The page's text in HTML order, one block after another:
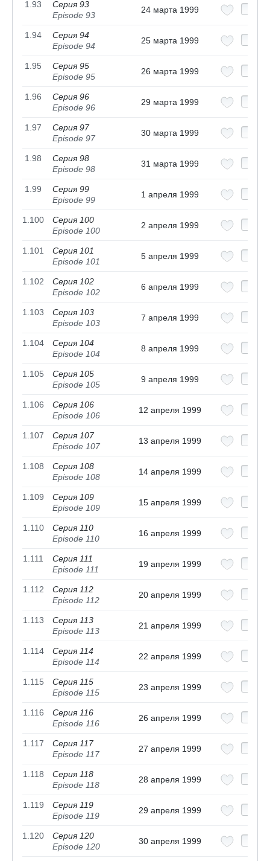
1.93
Серия 93
Episode 93
24 марта 1999
1.94
Серия 94
Episode 94
25 марта 1999
1.95
Серия 95
Episode 95
26 марта 1999
1.96
Серия 96
Episode 96
29 марта 1999
1.97
Серия 97
Episode 97
30 марта 1999
1.98
Серия 98
Episode 98
31 марта 1999
1.99
Серия 99
Episode 99
1 апреля 1999
1.100
Серия 100
Episode 100
2 апреля 1999
1.101
Серия 101
Episode 101
5 апреля 1999
1.102
Серия 102
Episode 102
6 апреля 1999
1.103
Серия 103
Episode 103
7 апреля 1999
1.104
Серия 104
Episode 104
8 апреля 1999
1.105
Серия 105
Episode 105
9 апреля 1999
1.106
Серия 106
Episode 106
12 апреля 1999
1.107
Серия 107
Episode 107
13 апреля 1999
1.108
Серия 108
Episode 108
14 апреля 1999
1.109
Серия 109
Episode 109
15 апреля 1999
1.110
Серия 110
Episode 110
16 апреля 1999
1.111
Серия 111
Episode 111
19 апреля 1999
1.112
Серия 112
Episode 112
20 апреля 1999
1.113
Серия 113
Episode 113
21 апреля 1999
1.114
Серия 114
Episode 114
22 апреля 1999
1.115
Серия 115
Episode 115
23 апреля 1999
1.116
Серия 116
Episode 116
26 апреля 1999
1.117
Серия 117
Episode 117
27 апреля 1999
1.118
Серия 118
Episode 118
28 апреля 1999
1.119
Серия 119
Episode 119
29 апреля 1999
1.120
Серия 120
Episode 120
30 апреля 1999